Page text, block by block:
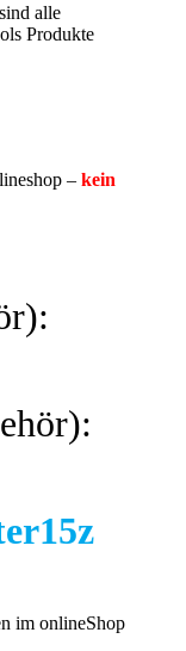
alle
Produkte
– kein
im onlineShop